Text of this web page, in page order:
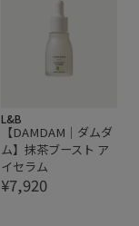
L&B
【DAMDAM｜ダムダ
ム】抹茶ブースト ア
イセラム
¥7,920